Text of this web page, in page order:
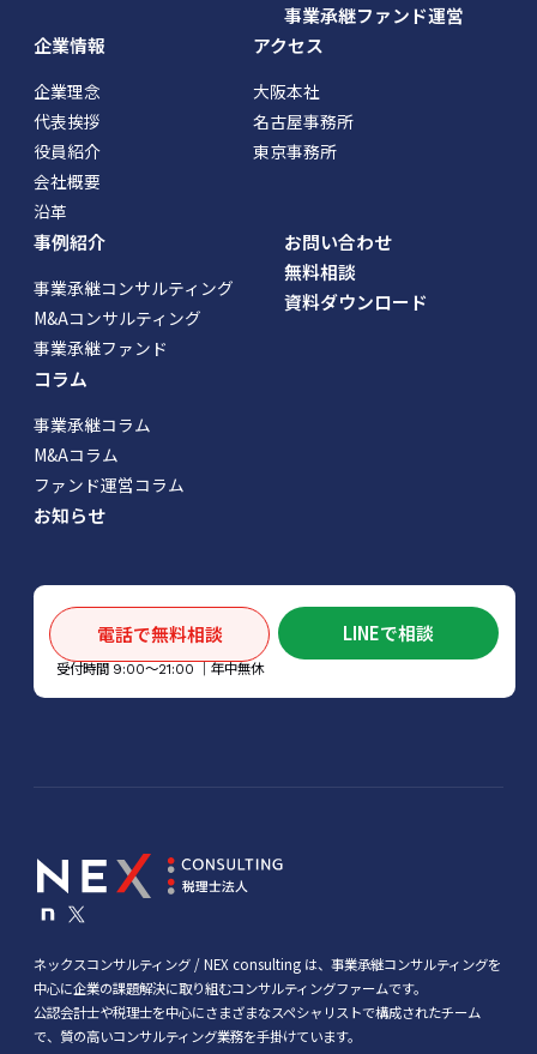
事業承継ファンド運営
企業情報
企業理念
代表挨拶
役員紹介
会社概要
沿革
アクセス
大阪本社
名古屋事務所
東京事務所
事例紹介
事業承継コンサルティング
M&Aコンサルティング
事業承継ファンド
コラム
事業承継コラム
M&Aコラム
ファンド運営コラム
お知らせ
お問い合わせ
無料相談
資料ダウンロード
電話で無料相談
受付時間 9:00～21:00 │年中無休
LINEで相談
ネックスコンサルティング / NEX consulting は、事業承継コンサルティングを
中心に企業の課題解決に取り組むコンサルティングファームです。
公認会計士や税理士を中心にさまざまなスペシャリストで構成されたチーム
で、質の高いコンサルティング業務を手掛けています。